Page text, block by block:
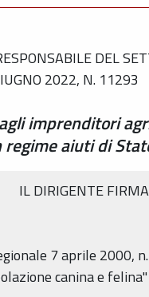
DEL
2022, N. 11293
imprenditori
aiuti di
IL DIRIGENTE
7 aprile 2000,
canina e felina"